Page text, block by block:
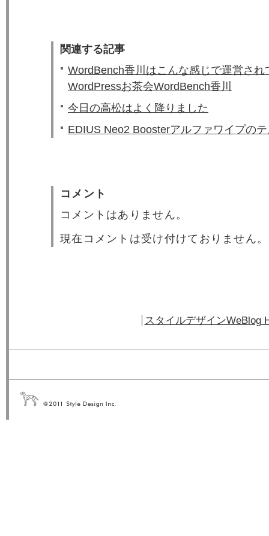
関連する記事
WordBench香川はこんな感じで運営され
WordPressお茶会WordBench香川
今日の高松はよく降りました
EDIUS Neo2 Boosterアルファワイプの
コメント
コメントはありません。
現在コメントは受け付けておりません。
スタイルデザインWeBlog